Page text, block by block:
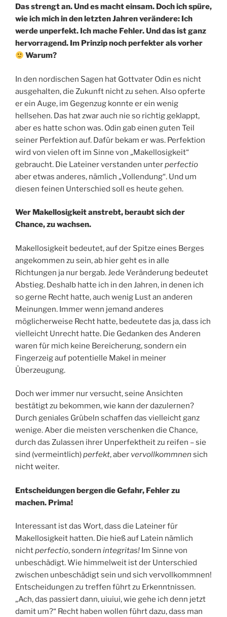
Das strengt an. Und es macht einsam. Doch ich spüre,
wie ich mich in den letzten Jahren verändere: Ich
werde unperfekt. Ich mache Fehler. Und das ist ganz
hervorragend. Im Prinzip noch perfekter als vorher
Warum?
In den nordischen Sagen hat Gottvater Odin es nicht
ausgehalten, die Zukunft nicht zu sehen. Also opferte
er ein Auge, im Gegenzug konnte er ein wenig
hellsehen. Das hat zwar auch nie so richtig geklappt,
aber es hatte schon was. Odin gab einen guten Teil
seiner Perfektion auf. Dafür bekam er was. Perfektion
wird von vielen oft im Sinne von „Makellosigkeit“
gebraucht. Die Lateiner verstanden unterperfectio
aber etwas anderes, nämlich „Vollendung“. Und um
diesen feinen Unterschied soll es heute gehen.
Wer Makellosigkeit anstrebt, beraubt sich der
Chance, zu wachsen.
Makellosigkeit bedeutet, auf der Spitze eines Berges
angekommen zu sein, ab hier geht es in alle
Richtungen ja nur bergab. Jede Veränderung bedeutet
Abstieg. Deshalb hatte ich in den Jahren, in denen ich
so gerne Recht hatte, auch wenig Lust an anderen
Meinungen. Immer wenn jemand anderes
möglicherweise Recht hatte, bedeutete das ja, dass ich
vielleicht Unrecht hatte. Die Gedanken des Anderen
waren für mich keine Bereicherung, sondern ein
Fingerzeig auf potentielle Makel in meiner
Überzeugung.
Doch wer immer nur versucht, seine Ansichten
bestätigt zu bekommen, wie kann der dazulernen?
Durch geniales Grübeln schaffen das vielleicht ganz
wenige. Aber die meisten verschenken die Chance,
durch das Zulassen ihrer Unperfektheit zu reifen – sie
sind (vermeintlich)perfekt, aber vervollkommnen sich
nicht weiter.
Entscheidungen bergen die Gefahr, Fehler zu
machen. Prima!
Interessant ist das Wort, dass die Lateiner für
Makellosigkeit hatten. Die hieß auf Latein nämlich
nichtperfectio, sondern integritas! Im Sinne von
unbeschädigt. Wie himmelweit ist der Unterschied
zwischen unbeschädigt sein und sich vervollkommnen!
Entscheidungen zu treffen führt zu Erkenntnissen.
„Ach, das passiert dann, uiuiui, wie gehe ich denn jetzt
damit um?“ Recht haben wollen führt dazu, dass man